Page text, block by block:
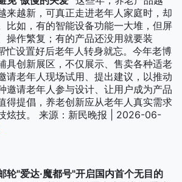
来越新，可真正走进老年人家庭时，却
比如，有的智能设备功能一大堆，但屏
操作繁复；有的产品还没用就要装
忙设置好后老年人转身就忘。今年老博
具创新展区，不仅展示、售卖各种适老
请老年人现场试用、提出建议，以推动
邀请老年人参与设计、让用户成为产品
得提倡，养老创新应从老年人真实需求
炫技。 来源：新民晚报 | 2026-06-
轮"爱达·魔都号"开启国内首个无目的